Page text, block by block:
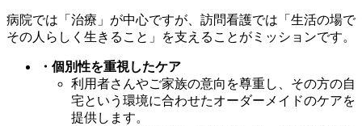
病院では「治療」が中心ですが、訪問看護では「生活の場で
その人らしく生きること」を支えることがミッションです。
・個別性を重視したケア
利用者さんやご家族の意向を尊重し、その方の自
宅という環境に合わせたオーダーメイドのケアを
提供します。